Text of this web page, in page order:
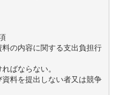
の内容に関する支出負担行
ばならない。
料を提出しない者又は競争